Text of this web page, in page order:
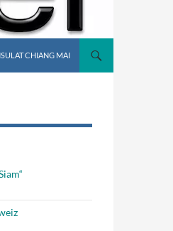
CHIANG MAI